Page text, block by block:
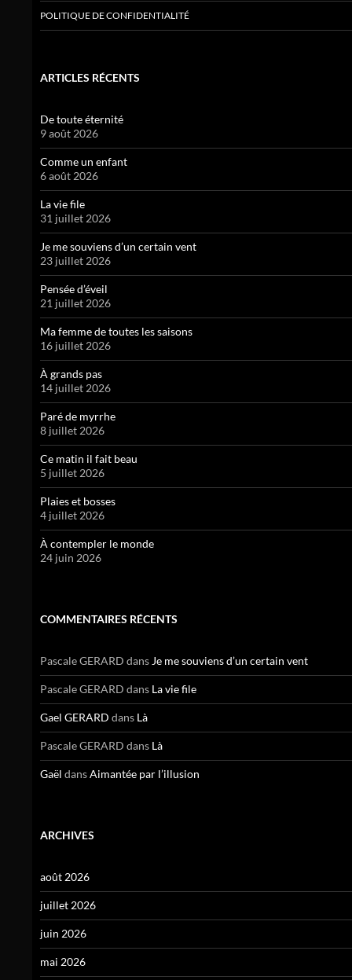
POLITIQUE DE CONFIDENTIALITÉ
ARTICLES RÉCENTS
De toute éternité
9 août 2026
Comme un enfant
6 août 2026
La vie file
31 juillet 2026
Je me souviens d’un certain vent
23 juillet 2026
Pensée d’éveil
21 juillet 2026
Ma femme de toutes les saisons
16 juillet 2026
À grands pas
14 juillet 2026
Paré de myrrhe
8 juillet 2026
Ce matin il fait beau
5 juillet 2026
Plaies et bosses
4 juillet 2026
À contempler le monde
24 juin 2026
COMMENTAIRES RÉCENTS
Pascale GERARD dansJe me souviens d’un certain vent
Pascale GERARD dans La vie file
Gael GERARD dans Là
Pascale GERARD dans Là
Gaël dansAimantée par l’illusion
ARCHIVES
août 2026
juillet 2026
juin 2026
mai 2026